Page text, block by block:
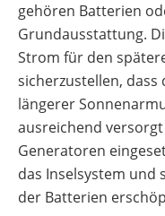
Werkzeuge
entdecken
Übersicht
Themenbereiche
Heizungs-
Wärmepumpen
Brauchwasser-
Wärmepumpen
Heizstäbe
Werkzeuge
Übersicht
Produkt-
Kataloge
Wärmepumpen
Übersicht
E-Mobility-
Übersicht
Themenbereiche
Wallbox
Ladestationen
Übersicht
News
Podcast
Online-Shop
gehören Batterien
Grundausstattung.
Strom für den
sicherzustellen, dass
längerer
ausreichend
Generatoren
das Inselsystem und
der Batterien